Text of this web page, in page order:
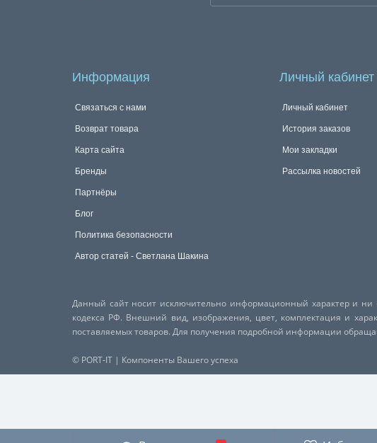
Информация
Связаться с нами
Возврат товара
Карта сайта
Бренды
Партнёры
Блог
Политика безопасности
Автор статей - Светлана Шакина
Личный кабинет
Личный кабинет
История заказов
Мои закладки
Рассылка новостей
Данный сайт носит исключительно информационный характер и ни
кодекса РФ. Внешний вид, изображения, цвет, комплектация и
поставляемых товаров. Для получения подробной информации
© PORT-IT | Компоненты Вашего успеха